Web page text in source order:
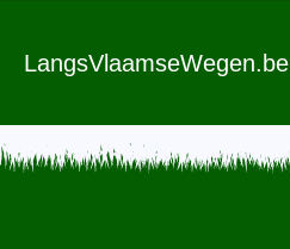
LangsVlaamseWegen.be